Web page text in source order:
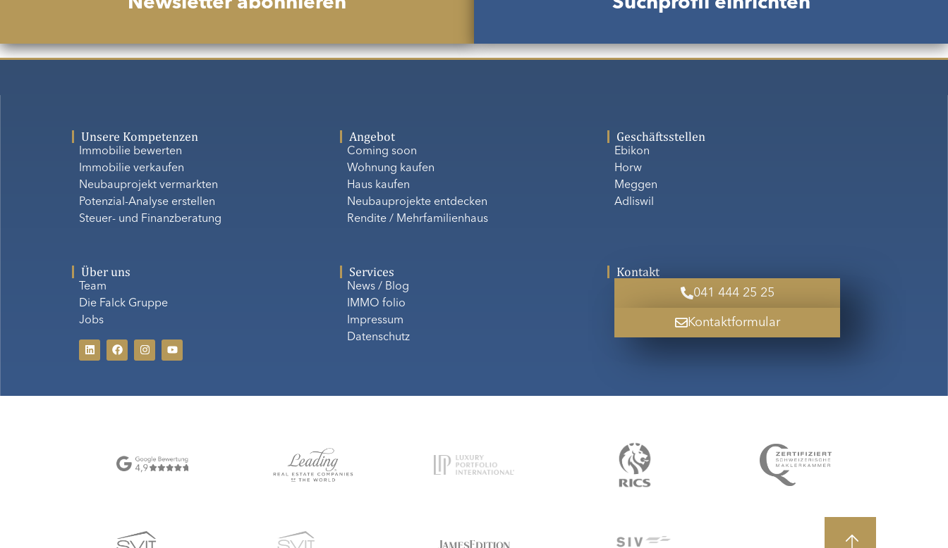
Unsere Kompetenzen
Immobilie bewerten
Immobilie verkaufen
Neubauprojekt vermarkten
Potenzial-Analyse erstellen
Steuer- und Finanzberatung
Angebot
Coming soon
Wohnung kaufen
Haus kaufen
Neubauprojekte entdecken
Rendite / Mehrfamilienhaus
Geschäftsstellen
Ebikon
Horw
Meggen
Adliswil
Über uns
Team
Die Falck Gruppe
Jobs
Services
News / Blog
IMMO folio
Impressum
Datenschutz
Kontakt
041 444 25 25
Kontaktformular